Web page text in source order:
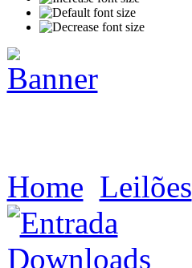
Home Leilões